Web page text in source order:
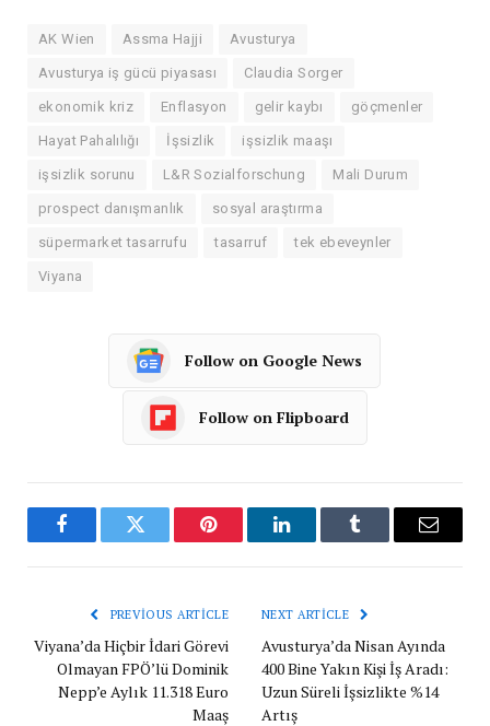
AK Wien Assma Hajji Avusturya
Avusturya iş gücü piyasası Claudia Sorger
ekonomik kriz Enflasyon gelir kaybı göçmenler
Hayat Pahalılığı İşsizlik işsizlik maaşı
işsizlik sorunu L&R Sozialforschung Mali Durum
prospect danışmanlık sosyal araştırma
süpermarket tasarrufu tasarruf tek ebeveynler
Viyana
Follow on Google News
Follow on Flipboard
FacebookTwitter Pinterest LinkedInTumblr Email
PREVIOUS ARTICLE
Viyana’da Hiçbir İdari Görevi
Olmayan FPÖ’lü Dominik
Nepp’e Aylık 11.318 Euro
Maaş
NEXT ARTICLE
Avusturya’da Nisan Ayında
400 Bine Yakın Kişi İş Aradı:
Uzun Süreli İşsizlikte %14
Artış